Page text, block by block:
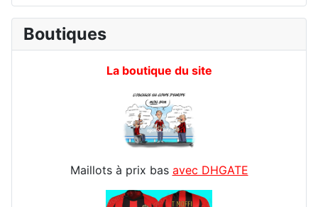
Boutiques
La boutique du site
Maillots à prix bas avec DHGATE